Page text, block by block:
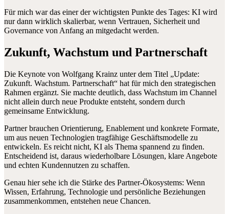
Für mich war das einer der wichtigsten Punkte des Tages: KI wird
nur dann wirklich skalierbar, wenn Vertrauen, Sicherheit und
Governance von Anfang an mitgedacht werden.
Zukunft, Wachstum und Partnerschaft
Die Keynote von Wolfgang Krainz unter dem Titel „Update:
Zukunft. Wachstum. Partnerschaft“ hat für mich den strategischen
Rahmen ergänzt. Sie machte deutlich, dass Wachstum im Channel
nicht allein durch neue Produkte entsteht, sondern durch
gemeinsame Entwicklung.
Partner brauchen Orientierung, Enablement und konkrete Formate,
um aus neuen Technologien tragfähige Geschäftsmodelle zu
entwickeln. Es reicht nicht, KI als Thema spannend zu finden.
Entscheidend ist, daraus wiederholbare Lösungen, klare Angebote
und echten Kundennutzen zu schaffen.
Genau hier sehe ich die Stärke des Partner-Ökosystems: Wenn
Wissen, Erfahrung, Technologie und persönliche Beziehungen
zusammenkommen, entstehen neue Chancen.